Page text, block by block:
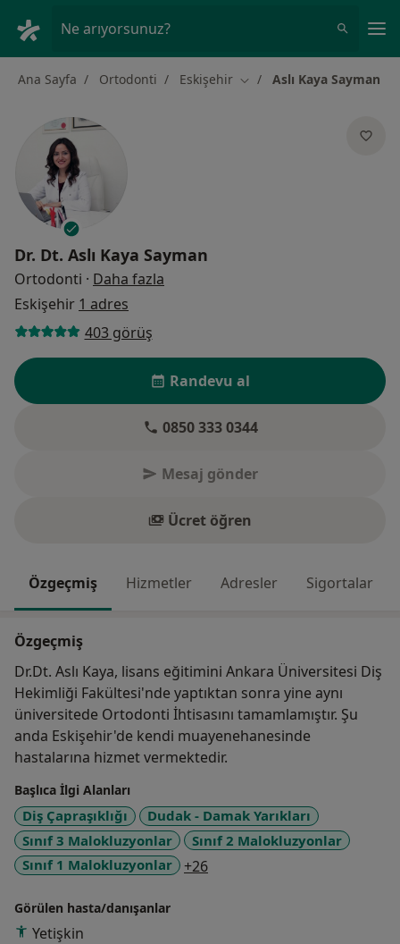
Ne arıyorsunuz?
Ana Sayfa Ortodonti Eskişehir Şehir değiştir
Aslı Kaya Sayman
Dr. Dt. Aslı Kaya Sayman
Ortodonti · Daha fazla
Eskişehir 1 adres
403 görüş
Randevu al
0850 333 0344
Mesaj gönder
Ücret öğren
Özgeçmiş Hizmetler Adresler Sigortalar
Özgeçmiş
Dr.Dt. Aslı Kaya, lisans eğitimini Ankara Üniversitesi Diş
Hekimliği Fakültesi'nde yaptıktan sonra yine aynı
üniversitede Ortodonti İhtisasını tamamlamıştır. Şu
anda Eskişehir'de kendi muayenehanesinde
hastalarına hizmet vermektedir.
Başlıca İlgi Alanları
Diş Çapraşıklığı
Dudak - Damak Yarıkları
Sınıf 3 Malokluzyonlar
Sınıf 2 Malokluzyonlar
Sınıf 1 Malokluzyonlar
+26a11y_sr_more_diseases
Görülen hasta/danışanlar
Yetişkin